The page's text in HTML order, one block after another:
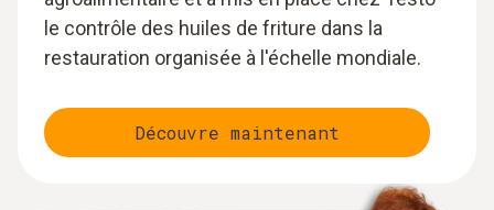
le contrôle des huiles de friture dans la
restauration organisée à l'échelle mondiale.
Découvre maintenant